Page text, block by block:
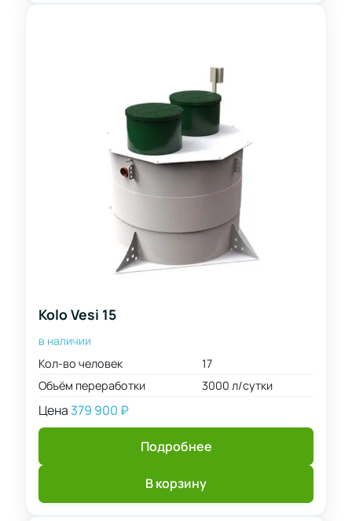
Kolo Vesi 15
в наличии
Кол-во человек
17
Объём переработки
3000 л/сутки
Цена 379 900 ₽
Подробнее
В корзину